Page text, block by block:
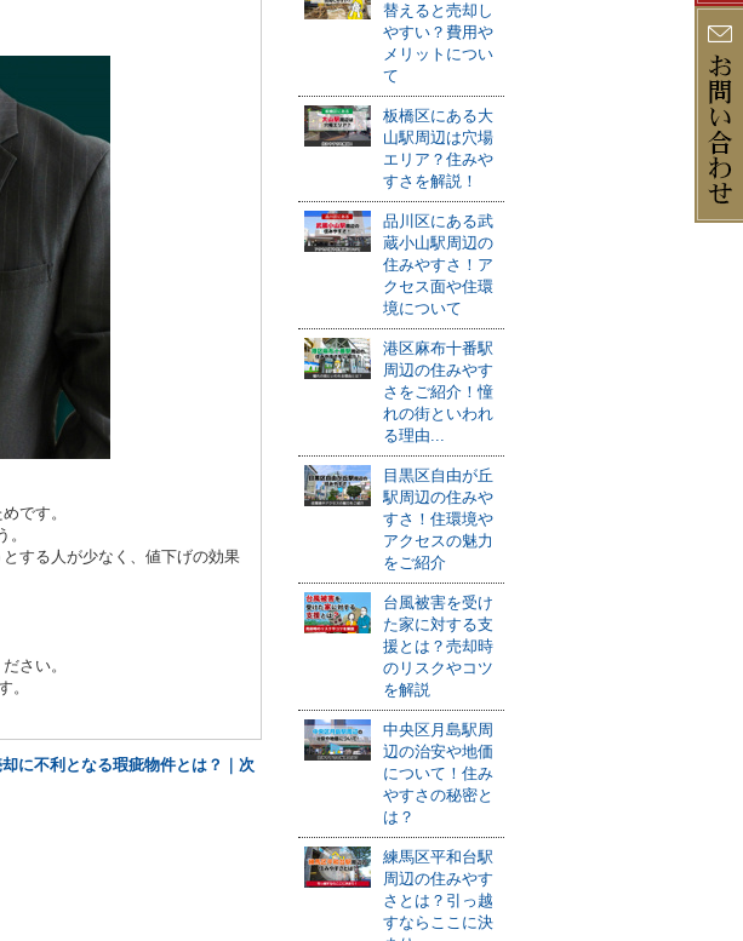
です。
する人が少なく、値下げの効果
さい。
。
に不利となる瑕疵物件とは？｜次
替えると売却し
やすい？費用や
メリットについ
て
板橋区にある大
山駅周辺は穴場
エリア？住みや
すさを解説！
品川区にある武
蔵小山駅周辺の
住みやすさ！ア
クセス面や住環
境について
港区麻布十番駅
周辺の住みやす
さをご紹介！憧
れの街といわれ
る理由...
目黒区自由が丘
駅周辺の住みや
すさ！住環境や
アクセスの魅力
をご紹介
台風被害を受け
た家に対する支
援とは？売却時
のリスクやコツ
を解説
中央区月島駅周
辺の治安や地価
について！住み
やすさの秘密と
は？
練馬区平和台駅
周辺の住みやす
さとは？引っ越
すならここに決